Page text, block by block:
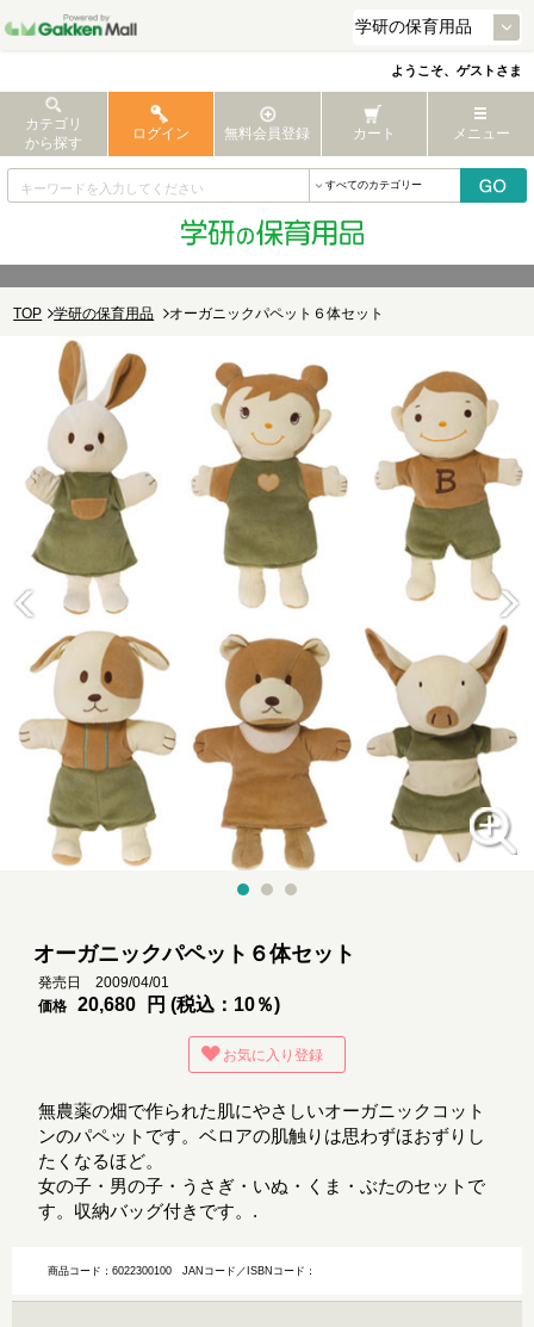
ようこそ、ゲストさま
カテゴリ
から探す
ログイン 無料会員登録 カート メニュー
TOP 学研の保育用品 オーガニックパペット６体セット
オーガニックパペット６体セット
発売日 2009/04/01
価格
20,680 円 (税込：10％)
お気に入り登録
無農薬の畑で作られた肌にやさしいオーガニックコット
ンのパペットです。ベロアの肌触りは思わずほおずりし
たくなるほど。
女の子・男の子・うさぎ・いぬ・くま・ぶたのセットで
す。収納バッグ付きです。.
商品コード：6022300100JANコード／ISBNコード：